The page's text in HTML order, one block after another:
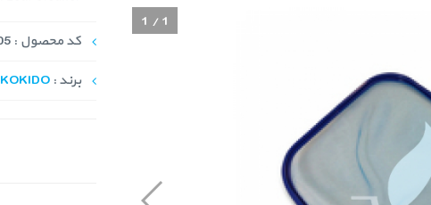
1 /1
کد محصول : LFC-1005
برند :KOKIDO